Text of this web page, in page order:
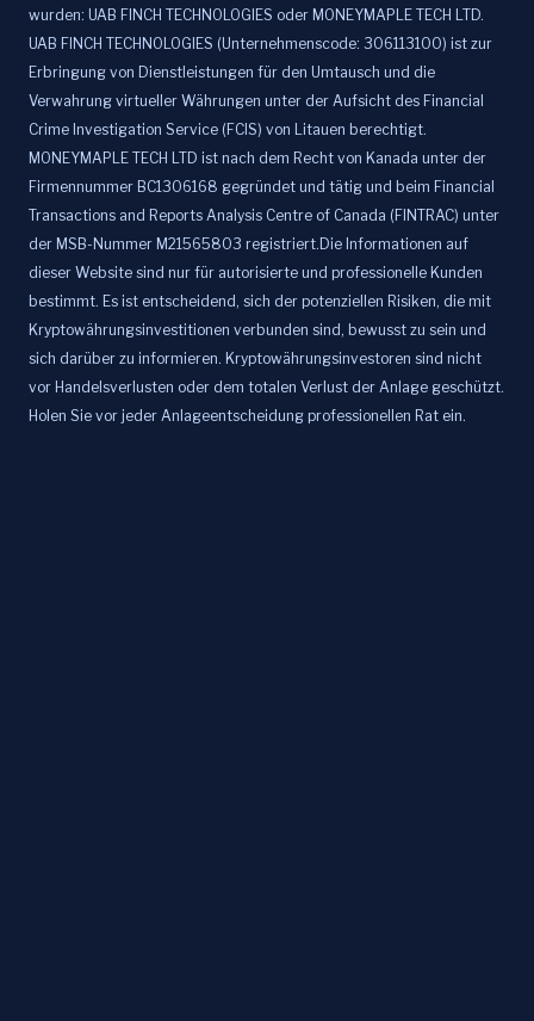
wurden: UAB FINCH TECHNOLOGIES oder MONEYMAPLE TECH LTD.
UAB FINCH TECHNOLOGIES (Unternehmenscode: 306113100) ist zur
Erbringung von Dienstleistungen für den Umtausch und die
Verwahrung virtueller Währungen unter der Aufsicht des Financial
Crime Investigation Service (FCIS) von Litauen berechtigt.
MONEYMAPLE TECH LTD ist nach dem Recht von Kanada unter der
Firmennummer BC1306168 gegründet und tätig und beim Financial
Transactions and Reports Analysis Centre of Canada (FINTRAC) unter
der MSB-Nummer M21565803 registriert.Die Informationen auf
dieser Website sind nur für autorisierte und professionelle Kunden
bestimmt. Es ist entscheidend, sich der potenziellen Risiken, die mit
Kryptowährungsinvestitionen verbunden sind, bewusst zu sein und
sich darüber zu informieren. Kryptowährungsinvestoren sind nicht
vor Handelsverlusten oder dem totalen Verlust der Anlage geschützt.
Holen Sie vor jeder Anlageentscheidung professionellen Rat ein.